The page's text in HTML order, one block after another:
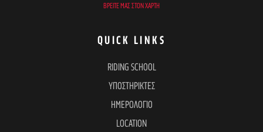
ΒΡΕΊΤΕ ΜΑΣ ΣΤΟΝ ΧΆΡΤΗ
QUICK LINKS
RIDING SCHOOL
ΥΠΟΣΤΗΡΙΚΤΕΣ
ΗΜΕΡΟΛΟΓΙΟ
LOCATION